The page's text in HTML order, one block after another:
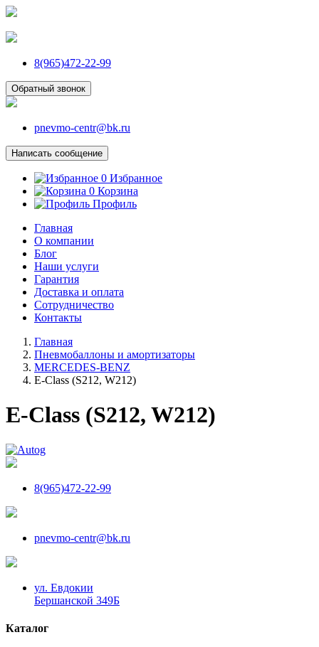
8(965)472-22-99
Обратный звонок
pnevmo-centr@bk.ru
Написать сообщение
0 Избранное
0 Корзина
Профиль
Главная
О компании
Блог
Наши услуги
Гарантия
Доставка и оплата
Сотрудничество
Контакты
Главная
Пневмобаллоны и амортизаторы
MERCEDES-BENZ
E-Class (S212, W212)
E-Class (S212, W212)
8(965)472-22-99
pnevmo-centr@bk.ru
ул. Евдокии
Бершанской 349Б
Каталог